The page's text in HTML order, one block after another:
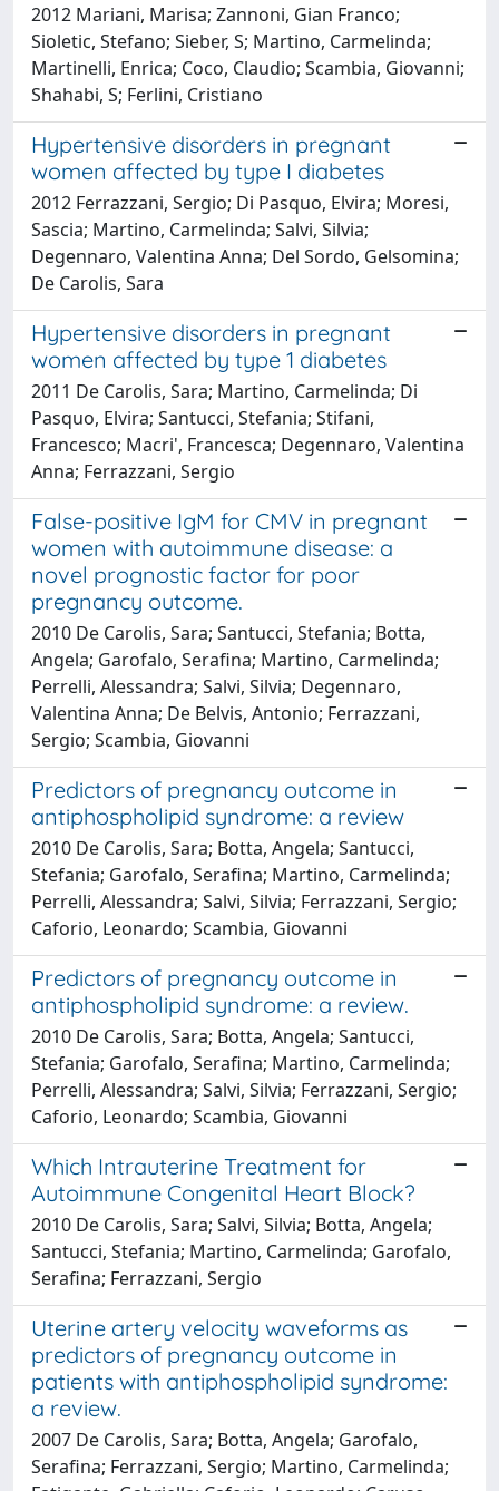
2012 Mariani, Marisa; Zannoni, Gian Franco;
Sioletic, Stefano; Sieber, S; Martino, Carmelinda;
Martinelli, Enrica; Coco, Claudio; Scambia, Giovanni;
Shahabi, S; Ferlini, Cristiano
Hypertensive disorders in pregnant
women affected by type I diabetes
2012 Ferrazzani, Sergio; Di Pasquo, Elvira; Moresi,
Sascia; Martino, Carmelinda; Salvi, Silvia;
Degennaro, Valentina Anna; Del Sordo, Gelsomina;
De Carolis, Sara
Hypertensive disorders in pregnant
women affected by type 1 diabetes
2011 De Carolis, Sara; Martino, Carmelinda; Di
Pasquo, Elvira; Santucci, Stefania; Stifani,
Francesco; Macri', Francesca; Degennaro, Valentina
Anna; Ferrazzani, Sergio
False-positive IgM for CMV in pregnant
women with autoimmune disease: a
novel prognostic factor for poor
pregnancy outcome.
2010 De Carolis, Sara; Santucci, Stefania; Botta,
Angela; Garofalo, Serafina; Martino, Carmelinda;
Perrelli, Alessandra; Salvi, Silvia; Degennaro,
Valentina Anna; De Belvis, Antonio; Ferrazzani,
Sergio; Scambia, Giovanni
Predictors of pregnancy outcome in
antiphospholipid syndrome: a review
2010 De Carolis, Sara; Botta, Angela; Santucci,
Stefania; Garofalo, Serafina; Martino, Carmelinda;
Perrelli, Alessandra; Salvi, Silvia; Ferrazzani, Sergio;
Caforio, Leonardo; Scambia, Giovanni
Predictors of pregnancy outcome in
antiphospholipid syndrome: a review.
2010 De Carolis, Sara; Botta, Angela; Santucci,
Stefania; Garofalo, Serafina; Martino, Carmelinda;
Perrelli, Alessandra; Salvi, Silvia; Ferrazzani, Sergio;
Caforio, Leonardo; Scambia, Giovanni
Which Intrauterine Treatment for
Autoimmune Congenital Heart Block?
2010 De Carolis, Sara; Salvi, Silvia; Botta, Angela;
Santucci, Stefania; Martino, Carmelinda; Garofalo,
Serafina; Ferrazzani, Sergio
Uterine artery velocity waveforms as
predictors of pregnancy outcome in
patients with antiphospholipid syndrome:
a review.
2007 De Carolis, Sara; Botta, Angela; Garofalo,
Serafina; Ferrazzani, Sergio; Martino, Carmelinda;